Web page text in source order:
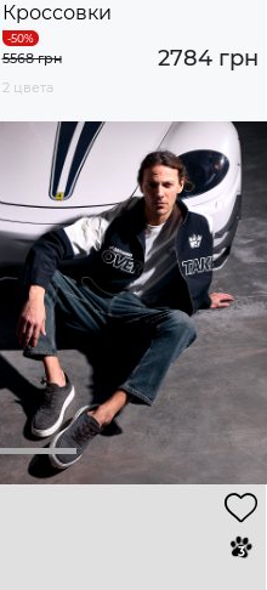
Кроссовки
2784 грн
5568 грн
2 цвета